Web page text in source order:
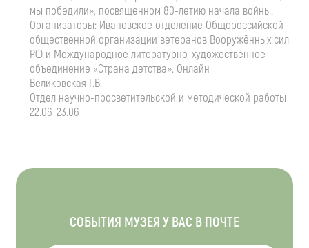
мы победили», посвященном 80-летию начала войны.
Организаторы: Ивановское отделение Общероссийской
общественной организации ветеранов Вооружённых сил
РФ и Международное литературно-художественное
объединение «Страна детства». Онлайн
Великовская Г.В.
Отдел научно-просветительской и методической работы
22.06–23.06
СОБЫТИЯ МУЗЕЯ У ВАС В ПОЧТЕ